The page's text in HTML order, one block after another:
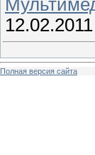
12.02.2011
Полная версия сайта